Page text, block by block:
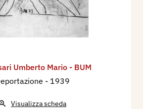
Umberto Mario - BUM
- 1939
Visualizza scheda